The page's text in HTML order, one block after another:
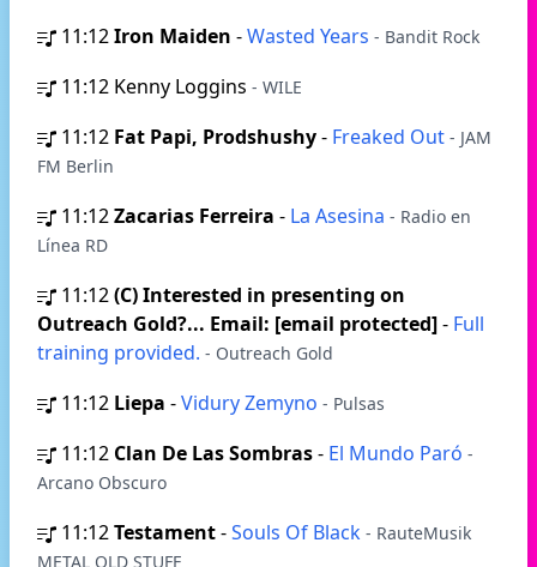
11:12Iron Maiden -Wasted Years - Bandit Rock
11:12 Kenny Loggins - WILE
11:12 Fat Papi, Prodshushy- Freaked Out - JAM
FM Berlin
11:12Zacarias Ferreira - La Asesina - Radio en
Línea RD
11:12(C) Interested in presenting on
Outreach Gold?... Email: [email protected]- Full
training provided. - Outreach Gold
11:12 Liepa -Vidury Zemyno - Pulsas
11:12 Clan De Las Sombras- El Mundo Paró -
Arcano Obscuro
11:12Testament-Souls Of Black - RauteMusik
METAL OLD STUFF